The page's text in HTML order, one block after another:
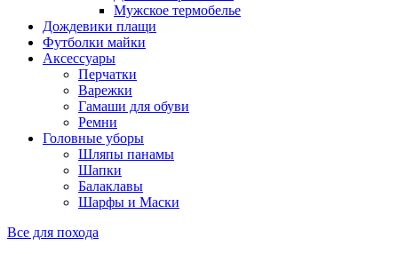
Мужское термобелье
Дождевики плащи
Футболки майки
Аксессуары
Перчатки
Варежки
Гамаши для обуви
Ремни
Головные уборы
Шляпы панамы
Шапки
Балаклавы
Шарфы и Маски
Все для похода